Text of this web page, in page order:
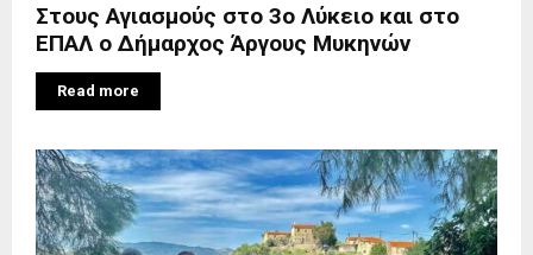
Στους Αγιασμούς στο 3ο Λύκειο και στο
ΕΠΑΛ ο Δήμαρχος Άργους Μυκηνών
Read more